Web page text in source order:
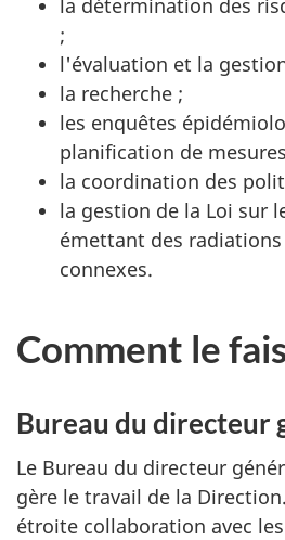
la détermination des
;
l'évaluation et la
la recherche ;
les enquêtes
planification de
la coordination des
la gestion de la Loi sur
émettant des
connexes.
Comment le
Bureau du directeur
Le Bureau du directeur
gère le travail de la
étroite collaboration avec